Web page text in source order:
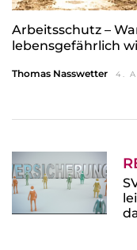
Arbeitsschutz –
lebensgefährlich
Thomas Nasswetter 4.